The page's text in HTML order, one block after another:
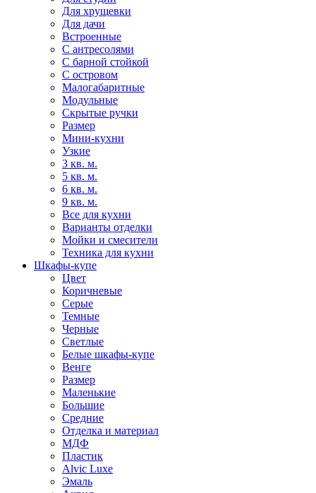
Для хрущевки
Для дачи
Встроенные
С антресолями
С барной стойкой
С островом
Малогабаритные
Модульные
Скрытые ручки
Размер
Мини-кухни
Узкие
3 кв. м.
5 кв. м.
6 кв. м.
9 кв. м.
Все для кухни
Варианты отделки
Мойки и смесители
Техника для кухни
Шкафы-купе
Цвет
Коричневые
Серые
Темные
Черные
Светлые
Белые шкафы-купе
Венге
Размер
Маленькие
Большие
Средние
Отделка и материал
МДФ
Пластик
Alvic Luxe
Эмаль